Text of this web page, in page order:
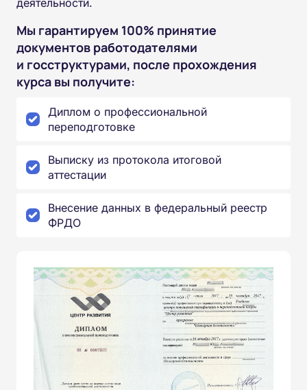
Мы гарантируем 100% принятие
документов работодателями
и госструктурами, после прохождения
курса вы получите:
Диплом о профессиональной
переподготовке
Выписку из протокола итоговой
аттестации
Внесение данных в федеральный реестр
ФРДО